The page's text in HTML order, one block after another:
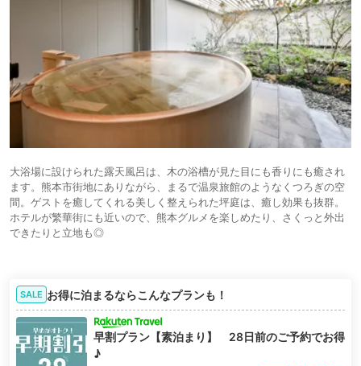
大浴場に設けられた露天風呂は、木の浴槽が見た目にも香りにも癒され
ます。熊本市街地にありながら、まるで温泉旅館のようなくつろぎの空
間。ゲストを癒してくれる美しく整えられた坪庭は、癒し効果も抜群。
ホテルが繁華街にも近いので、熊本グルメを楽しめたり、さくっと外出
できたりと立地も◎
SALE お得に泊まるならこんなプランも！
早割プラン【素泊まり】 28日前のご予約でお得
♪